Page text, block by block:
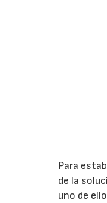
Para
de la
uno de